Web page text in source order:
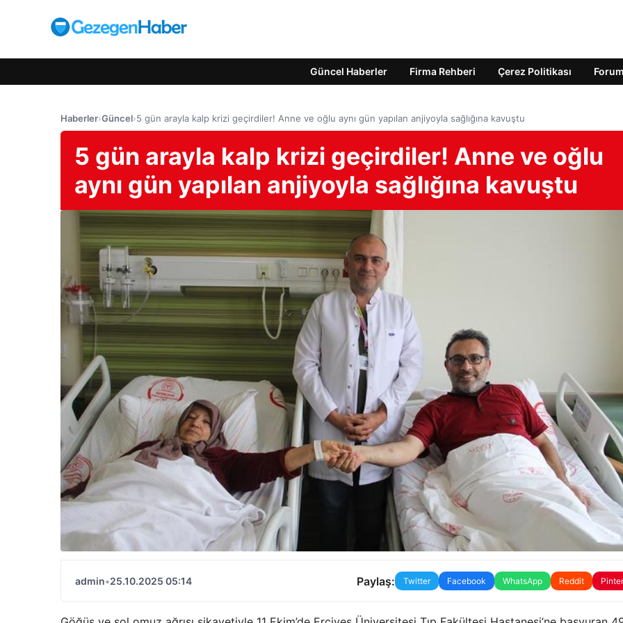
Güncel Haberler Firma Rehberi Çerez Politikası Forum
Haberler›Güncel›5 gün arayla kalp krizi geçirdiler! Anne ve oğlu aynı gün yapılan anjiyoyla sağlığına kavuştu
5 gün arayla kalp krizi geçirdiler! Anne ve oğlu
aynı gün yapılan anjiyoyla sağlığına kavuştu
admin•25.10.2025 05:14 Paylaş: Twitter Facebook WhatsApp Reddit